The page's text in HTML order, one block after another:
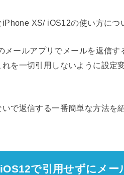
XS/ iOS12の使い方につ
メールアプリでメールを返信
を一切引用しないように設定
で返信する一番簡単な方法を
で引用せずにメー